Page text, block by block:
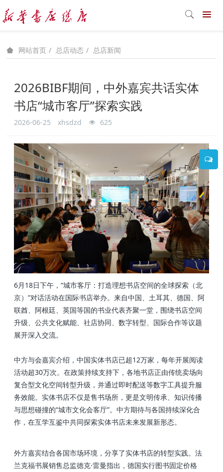
网站首页 总店动态 总店新闻
2026BIBF期间，中外嘉宾共话实体
书店“城市客厅”探索实践
2026-06-25 xhsdzd 625
6月18日下午，“城市客厅：打造理想书店空间的全球探索（北
京）”对话活动在国际书店举办。来自中国、土耳其、德国、阿
联酋、阿根廷、英国等国的书业代表齐聚一堂，围绕书店空间
升级、公共文化赋能、社店协同、数字转型、国际合作等议题
展开深入交流。
中方与会嘉宾介绍，中国实体书店已超12万家，每年开展阅读
活动超30万次。在政策持续支持下，各地书店正由传统卖场向
复合型文化空间转型升级，并通过即时配送等数字工具提升服
务效能。实体书店不仅是售书场所，更是文明传承、知识传播
与思想碰撞的“城市文化会客厅”。中方期待与各国持续深化合
作，在互学互鉴中共同探索实体书店未来发展新形态。
外方嘉宾结合各国市场环境，分享了实体书店的转型实践。法
兰克福书展销售总监德克·雷曼指出，德国实行图书固定价格